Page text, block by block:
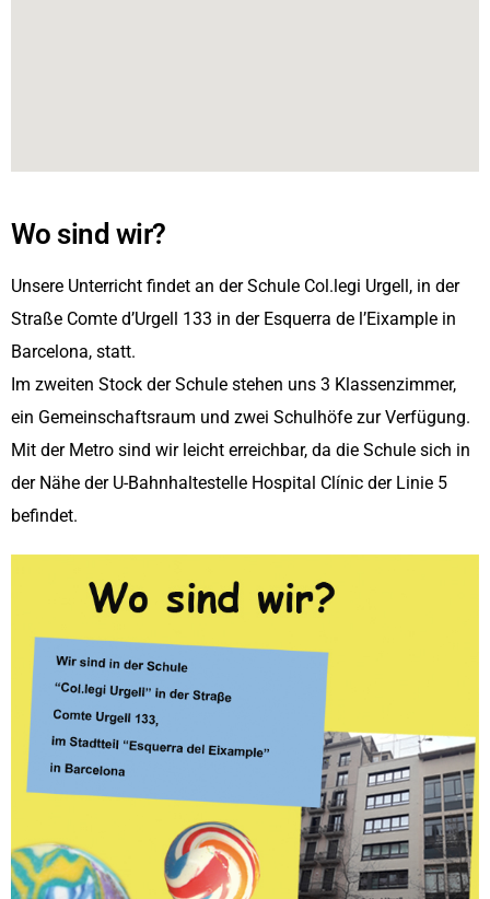
Wo sind wir?
Unsere Unterricht findet an der Schule Col.legi Urgell, in der
Straße Comte d’Urgell 133 in der Esquerra de l’Eixample in
Barcelona, statt.
Im zweiten Stock der Schule stehen uns 3 Klassenzimmer,
ein Gemeinschaftsraum und zwei Schulhöfe zur Verfügung.
Mit der Metro sind wir leicht erreichbar, da die Schule sich in
der Nähe der U-Bahnhaltestelle Hospital Clínic der Linie 5
befindet.